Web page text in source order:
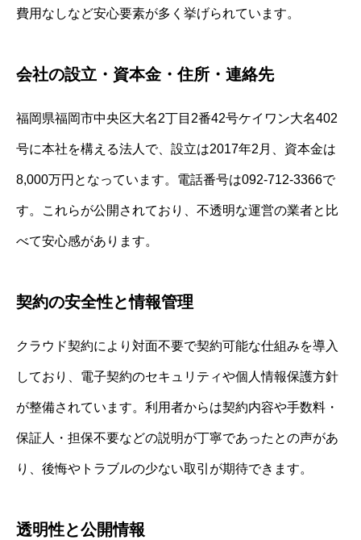
費用なしなど安心要素が多く挙げられています。
会社の設立・資本金・住所・連絡先
福岡県福岡市中央区大名2丁目2番42号ケイワン大名402
号に本社を構える法人で、設立は2017年2月、資本金は
8,000万円となっています。電話番号は092-712-3366で
す。これらが公開されており、不透明な運営の業者と比
べて安心感があります。
契約の安全性と情報管理
クラウド契約により対面不要で契約可能な仕組みを導入
しており、電子契約のセキュリティや個人情報保護方針
が整備されています。利用者からは契約内容や手数料・
保証人・担保不要などの説明が丁寧であったとの声があ
り、後悔やトラブルの少ない取引が期待できます。
透明性と公開情報